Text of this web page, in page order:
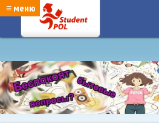
google-site-verification:
google7a917c261df1566b.html
≡ меню